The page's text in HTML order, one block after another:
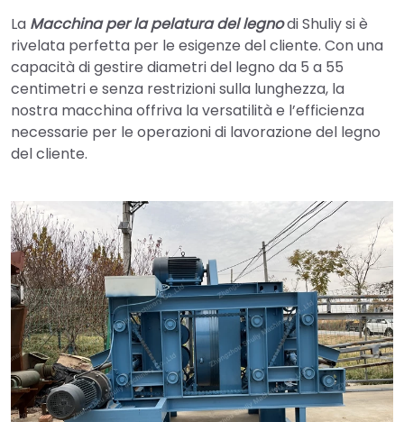
La Macchina per la pelatura del legnodi Shuliy si è
rivelata perfetta per le esigenze del cliente. Con una
capacità di gestire diametri del legno da 5 a 55
centimetri e senza restrizioni sulla lunghezza, la
nostra macchina offriva la versatilità e l’efficienza
necessarie per le operazioni di lavorazione del legno
del cliente.